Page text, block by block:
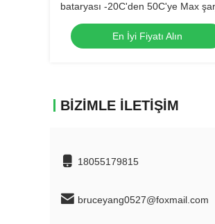
bataryası -20C'den 50C'ye Max
akımı 100A
En İyi Fiyatı Alın
BIZIMLE İLETIŞIM
18055179815
bruceyang0527@foxmail.com